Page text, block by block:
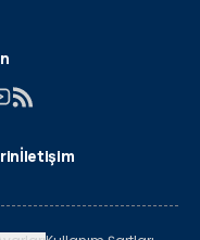
İletişim